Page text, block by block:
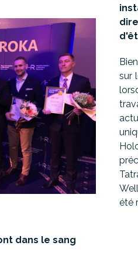
sur
été
dans le sang